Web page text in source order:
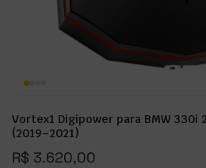
Vortex1 Digipower para BMW 330i
(2019–2021)
R$ 3.620,00